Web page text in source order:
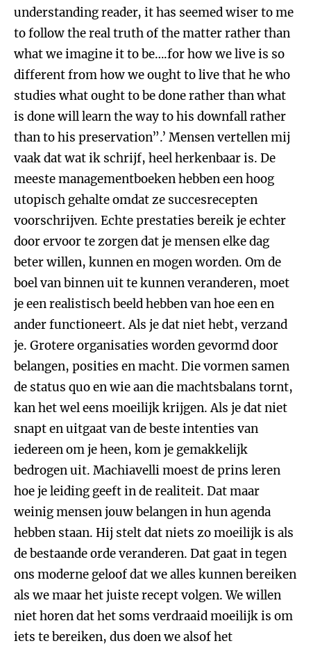
understanding reader, it has seemed wiser to me
to follow the real truth of the matter rather than
what we imagine it to be….for how we live is so
different from how we ought to live that he who
studies what ought to be done rather than what
is done will learn the way to his downfall rather
than to his preservation”.’ Mensen vertellen mij
vaak dat wat ik schrijf, heel herkenbaar is. De
meeste managementboeken hebben een hoog
utopisch gehalte omdat ze succesrecepten
voorschrijven. Echte prestaties bereik je echter
door ervoor te zorgen dat je mensen elke dag
beter willen, kunnen en mogen worden. Om de
boel van binnen uit te kunnen veranderen, moet
je een realistisch beeld hebben van hoe een en
ander functioneert. Als je dat niet hebt, verzand
je. Grotere organisaties worden gevormd door
belangen, posities en macht. Die vormen samen
de status quo en wie aan die machtsbalans tornt,
kan het wel eens moeilijk krijgen. Als je dat niet
snapt en uitgaat van de beste intenties van
iedereen om je heen, kom je gemakkelijk
bedrogen uit. Machiavelli moest de prins leren
hoe je leiding geeft in de realiteit. Dat maar
weinig mensen jouw belangen in hun agenda
hebben staan. Hij stelt dat niets zo moeilijk is als
de bestaande orde veranderen. Dat gaat in tegen
ons moderne geloof dat we alles kunnen bereiken
als we maar het juiste recept volgen. We willen
niet horen dat het soms verdraaid moeilijk is om
iets te bereiken, dus doen we alsof het